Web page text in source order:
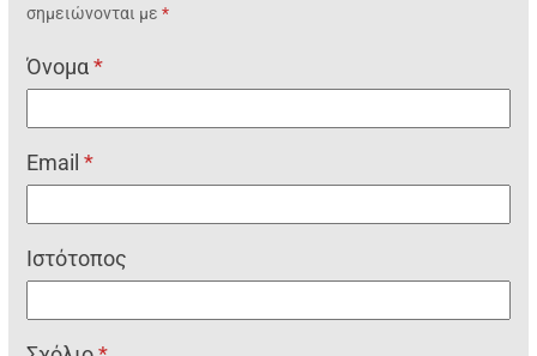
σημειώνονται με*
Όνομα*
Email*
Ιστότοπος